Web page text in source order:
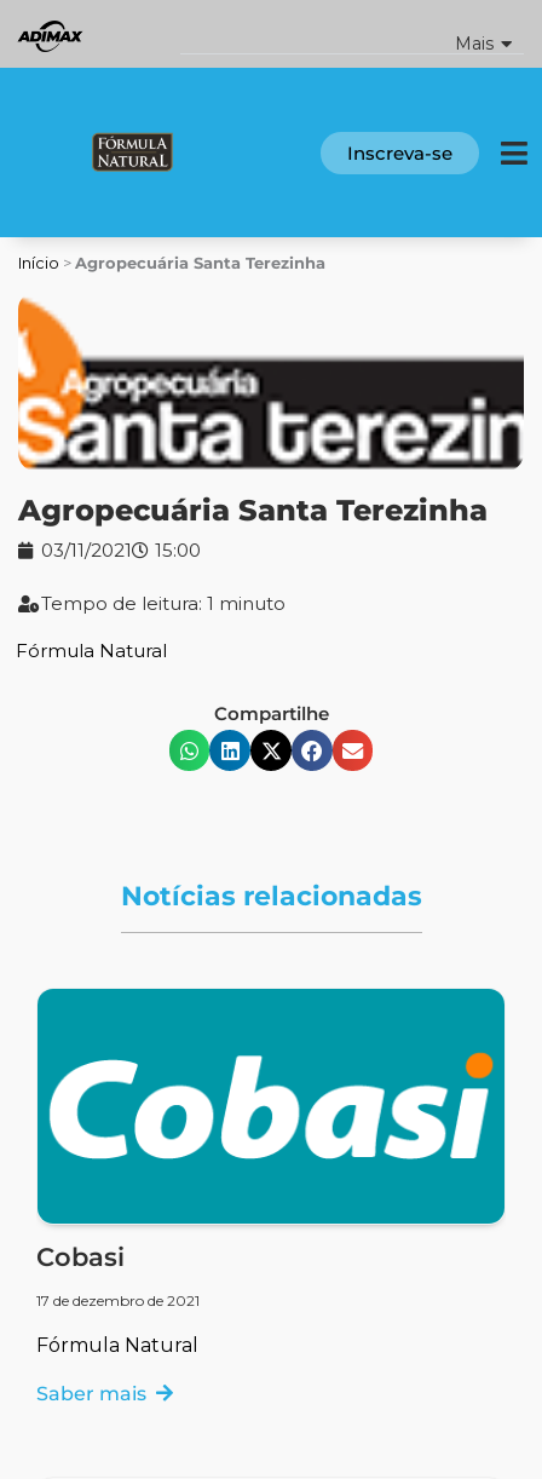
para
o
Mais
Inscreva-se
Início > Agropecuária Santa Terezinha
Agropecuária Santa Terezinha
03/11/2021 15:00
Tempo de leitura: 1 minuto
Fórmula Natural
Compartilhe
Notícias relacionadas
Cobasi
17 de dezembro de 2021
Fórmula Natural
Saber mais